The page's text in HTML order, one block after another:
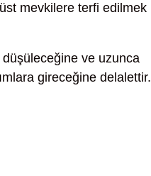
mevkilere terfi edilmek
ve uzunca
gireceğine delalettir.